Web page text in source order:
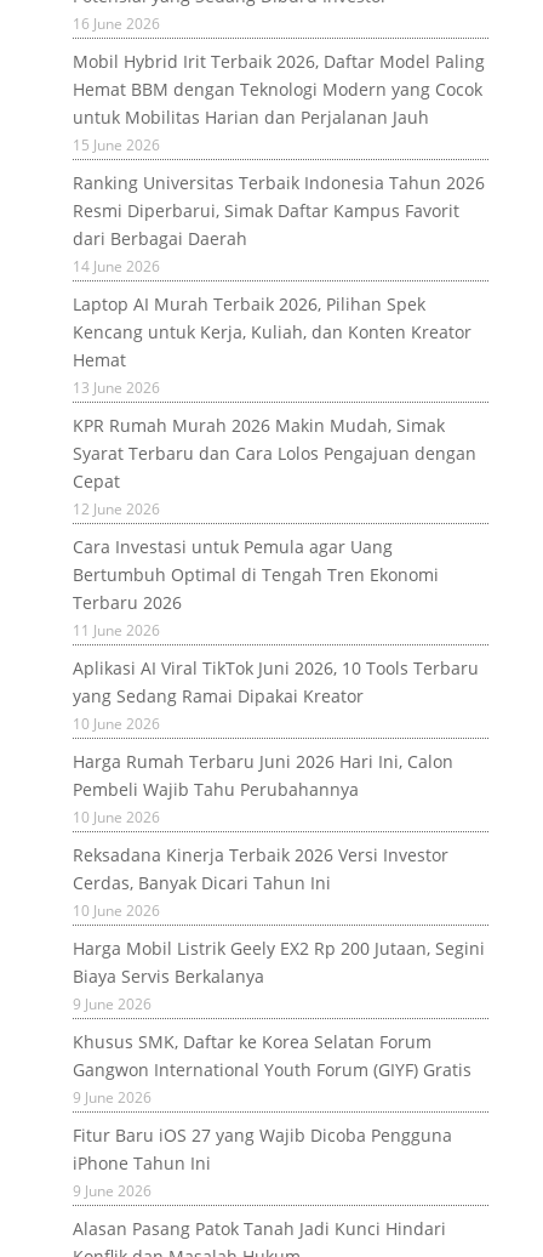
16 June 2026
Mobil Hybrid Irit Terbaik 2026, Daftar Model Paling
Hemat BBM dengan Teknologi Modern yang Cocok
untuk Mobilitas Harian dan Perjalanan Jauh
15 June 2026
Ranking Universitas Terbaik Indonesia Tahun 2026
Resmi Diperbarui, Simak Daftar Kampus Favorit
dari Berbagai Daerah
14 June 2026
Laptop AI Murah Terbaik 2026, Pilihan Spek
Kencang untuk Kerja, Kuliah, dan Konten Kreator
Hemat
13 June 2026
KPR Rumah Murah 2026 Makin Mudah, Simak
Syarat Terbaru dan Cara Lolos Pengajuan dengan
Cepat
12 June 2026
Cara Investasi untuk Pemula agar Uang
Bertumbuh Optimal di Tengah Tren Ekonomi
Terbaru 2026
11 June 2026
Aplikasi AI Viral TikTok Juni 2026, 10 Tools Terbaru
yang Sedang Ramai Dipakai Kreator
10 June 2026
Harga Rumah Terbaru Juni 2026 Hari Ini, Calon
Pembeli Wajib Tahu Perubahannya
10 June 2026
Reksadana Kinerja Terbaik 2026 Versi Investor
Cerdas, Banyak Dicari Tahun Ini
10 June 2026
Harga Mobil Listrik Geely EX2 Rp 200 Jutaan, Segini
Biaya Servis Berkalanya
9 June 2026
Khusus SMK, Daftar ke Korea Selatan Forum
Gangwon International Youth Forum (GIYF) Gratis
9 June 2026
Fitur Baru iOS 27 yang Wajib Dicoba Pengguna
iPhone Tahun Ini
9 June 2026
Alasan Pasang Patok Tanah Jadi Kunci Hindari